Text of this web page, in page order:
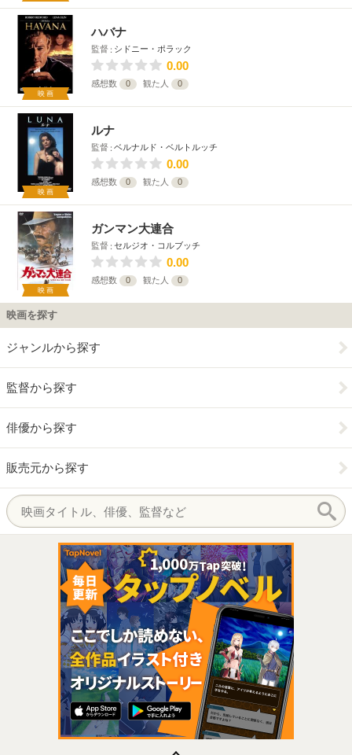
映画
ハバナ
監督 シドニー・ポラック
0.00
感想数 0 観た人 0
映画
ルナ
監督 ベルナルド・ベルトルッチ
0.00
感想数 0 観た人 0
映画
ガンマン大連合
監督 セルジオ・コルブッチ
0.00
感想数 0 観た人 0
映画を探す
ジャンルから探す
監督から探す
俳優から探す
販売元から探す